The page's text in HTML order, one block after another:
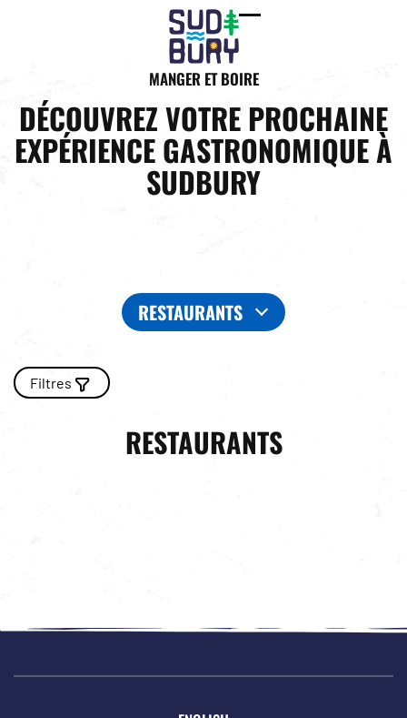
Open
mobile
Close
mobile
MANGER ET BOIRE
DÉCOUVREZ VOTRE PROCHAINE
EXPÉRIENCE GASTRONOMIQUE À
SUDBURY
RESTAURANTS
Filtres
RESTAURANTS